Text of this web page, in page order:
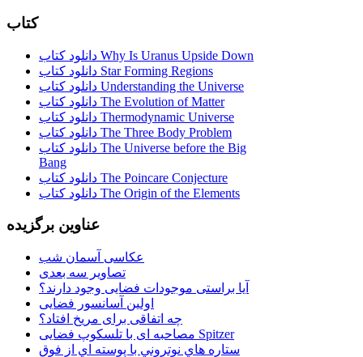
کتاب
دانلود کتاب Why Is Uranus Upside Down
دانلود کتاب Star Forming Regions
دانلود کتاب Understanding the Universe
دانلود کتاب The Evolution of Matter
دانلود کتاب Thermodynamic Universe
دانلود کتاب The Three Body Problem
دانلود کتاب The Universe before the Big
Bang
دانلود کتاب The Poincare Conjecture
دانلود کتاب The Origin of the Elements
عناوین برگزیده
عکاسی آسمان شب
تصاویر سه بعدی
آیا براستی موجودات فضایی وجود دارند؟
اولین آسانسور فضایی
چه اتفاقی برای مریخ افتاد؟
مصاحبه ای با تلسکوپ فضایی Spitzer
ستاره هاي نوتروني با پوسته اي از فوق